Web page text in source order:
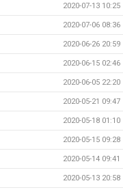
2020-07-13 10:25
2020-07-06 08:36
2020-06-26 20:59
2020-06-15 02:46
2020-06-05 22:20
2020-05-21 09:47
2020-05-18 01:10
2020-05-15 09:28
2020-05-14 09:41
2020-05-13 20:58